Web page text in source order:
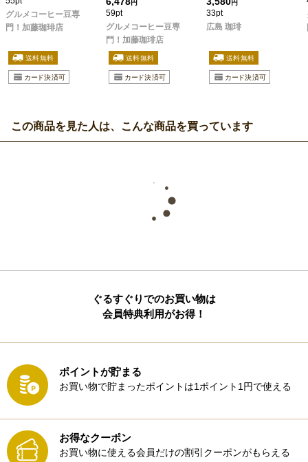
グルメコーヒー豆専
門！加藤珈琲店
円
59pt
グルメコーヒー豆専
門！加藤珈琲店
円
33pt
広島 珈琲
この商品を見た人は、こんな商品を買っています
ぐるすぐりでのお買い物は
会員特典利用がお得！
ポイントが貯まる
お買い物で貯まったポイントは1ポイント1円で使える
お得なクーポン
お買い物に使える会員だけの割引クーポンがもらえる